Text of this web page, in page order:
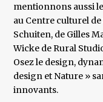
mentionnons aussi
au Centre culturel
Schuiten, de Gilles
Wicke de Rural
Osez le design,
design et Nature »
innovants.